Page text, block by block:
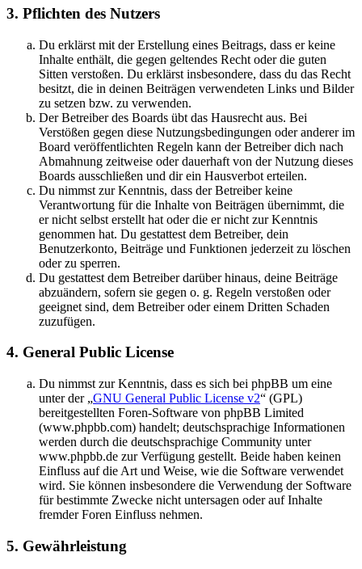
3. Pflichten des Nutzers
Du erklärst mit der Erstellung eines Beitrags, dass er keine
Inhalte enthält, die gegen geltendes Recht oder die guten
Sitten verstoßen. Du erklärst insbesondere, dass du das Recht
besitzt, die in deinen Beiträgen verwendeten Links und Bilder
zu setzen bzw. zu verwenden.
Der Betreiber des Boards übt das Hausrecht aus. Bei
Verstößen gegen diese Nutzungsbedingungen oder anderer im
Board veröffentlichten Regeln kann der Betreiber dich nach
Abmahnung zeitweise oder dauerhaft von der Nutzung dieses
Boards ausschließen und dir ein Hausverbot erteilen.
Du nimmst zur Kenntnis, dass der Betreiber keine
Verantwortung für die Inhalte von Beiträgen übernimmt, die
er nicht selbst erstellt hat oder die er nicht zur Kenntnis
genommen hat. Du gestattest dem Betreiber, dein
Benutzerkonto, Beiträge und Funktionen jederzeit zu löschen
oder zu sperren.
Du gestattest dem Betreiber darüber hinaus, deine Beiträge
abzuändern, sofern sie gegen o. g. Regeln verstoßen oder
geeignet sind, dem Betreiber oder einem Dritten Schaden
zuzufügen.
4. General Public License
Du nimmst zur Kenntnis, dass es sich bei phpBB um eine
unter der „GNU General Public License v2“ (GPL)
bereitgestellten Foren-Software von phpBB Limited
(www.phpbb.com) handelt; deutschsprachige Informationen
werden durch die deutschsprachige Community unter
www.phpbb.de zur Verfügung gestellt. Beide haben keinen
Einfluss auf die Art und Weise, wie die Software verwendet
wird. Sie können insbesondere die Verwendung der Software
für bestimmte Zwecke nicht untersagen oder auf Inhalte
fremder Foren Einfluss nehmen.
5. Gewährleistung